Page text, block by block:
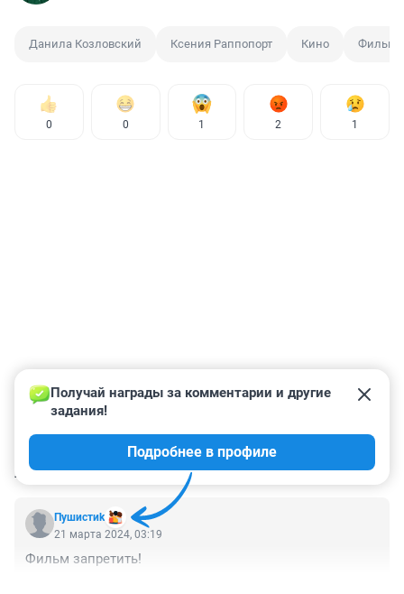
Данила Козловский Ксения Раппопорт Кино Фильм
0 0 1 2 1
КОММЕНТАРИИ 3
Пушистиk
Получай награды за комментарии и другие
задания!
Подробнее в профиле
21 марта 2024, 03:19
Фильм запретить!